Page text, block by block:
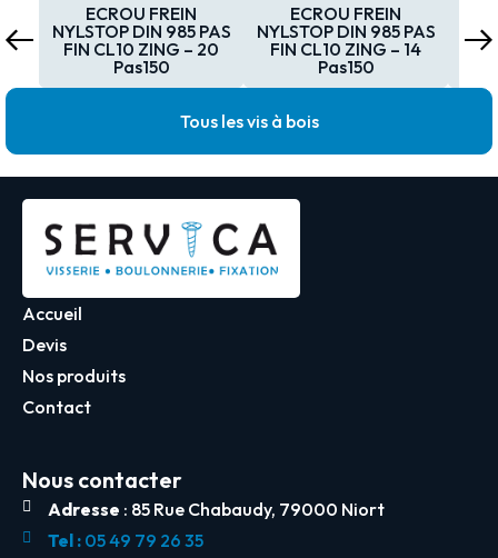
ECROU FREIN
NYLSTOP DIN 985 PAS
FIN CL10 ZING – 20
Pas150
ECROU FREIN
NYLSTOP DIN 985 PAS
FIN CL10 ZING – 14
Pas150
Tous les vis à bois
Accueil
Devis
Nos produits
Contact
Nous contacter
Adresse : 85 Rue Chabaudy, 79000 Niort
Tel :05 49 79 26 35